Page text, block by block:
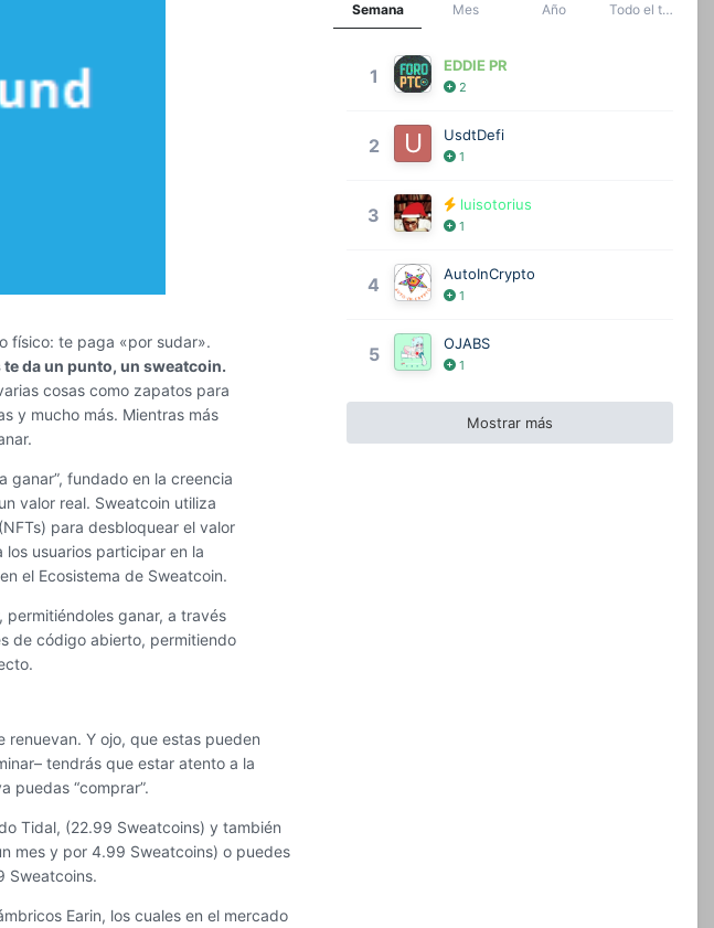
físico: te paga «por sudar».
da un punto, un sweatcoin.
cosas como zapatos para
y mucho más. Mientras más
ganar”, fundado en la creencia
valor real. Sweatcoin utiliza
para desbloquear el valor
usuarios participar en la
el Ecosistema de Sweatcoin.
permitiéndoles ganar, a través
de código abierto, permitiendo
Y ojo, que estas pueden
tendrás que estar atento a la
puedas “comprar”.
Tidal, (22.99 Sweatcoins) y también
mes y por 4.99 Sweatcoins) o puedes
Sweatcoins.
Earin, los cuales en el mercado
Semana Mes Año Todo el tiempo
1 EDDIE PR
2
2 UsdtDefi
1
3 luisotorius
1
4 AutoInCrypto
1
5 OJABS
1
Mostrar más